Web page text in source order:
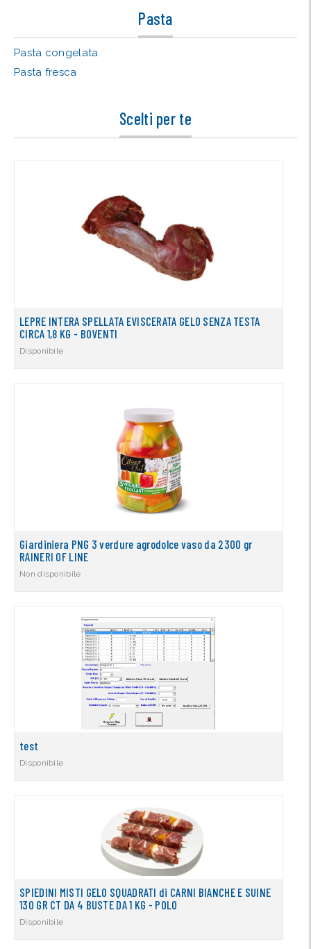
Pasta
Pasta congelata
Pasta fresca
Scelti per te
LEPRE INTERA SPELLATA EVISCERATA GELO SENZA TESTA
CIRCA 1,8 KG - BOVENTI
Disponibile
Giardiniera PNG 3 verdure agrodolce vaso da 2300 gr
RAINERI OF LINE
Non disponibile
test
Disponibile
SPIEDINI MISTI GELO SQUADRATI di CARNI BIANCHE E SUINE
130 GR CT DA 4 BUSTE DA 1 KG - POLO
Disponibile